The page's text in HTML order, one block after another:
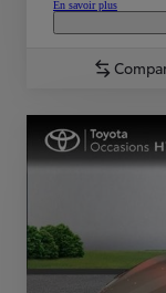
En savoir plus